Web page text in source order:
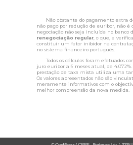
Não obstante do pagamento extra
não pago por redução de euribor, não é
negociação não seja incluída no banco
renegociação regular, o que, a
constituir um fator inibidor na
no sistema financeiro português.
Todos os cálculos foram efetuados
juro euribor a 6 meses atual, de 4.072%.
prestação de taxa mista utiliza uma tan
Os valores apresentados não são
meramente informativos com o
melhor compreensão da nova medida.